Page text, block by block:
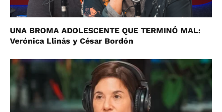
UNA BROMA ADOLESCENTE QUE TERMINÓ MAL:
Verónica Llinás y César Bordón